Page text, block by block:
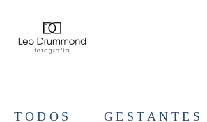
TODOS GESTANTES